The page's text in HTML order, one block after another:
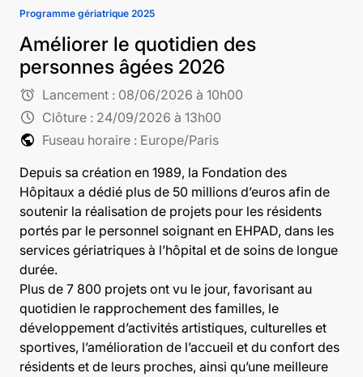
Programme gériatrique 2025
Améliorer le quotidien des
personnes âgées 2026
alarm Lancement : 08/06/2026 à 10h00
schedule Clôture : 24/09/2026 à 13h00
public Fuseau horaire : Europe/Paris
Depuis sa création en 1989, la Fondation des
Hôpitaux a dédié plus de 50 millions d’euros afin de
soutenir la réalisation de projets pour les résidents
portés par le personnel soignant en EHPAD, dans les
services gériatriques à l’hôpital et de soins de longue
durée.
Plus de 7 800 projets ont vu le jour, favorisant au
quotidien le rapprochement des familles, le
développement d’activités artistiques, culturelles et
sportives, l’amélioration de l’accueil et du confort des
résidents et de leurs proches, ainsi qu’une meilleure